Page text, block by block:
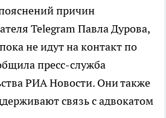
причин
Telegram Павла Дурова,
не идут на контакт по
пресс-служба
РИА Новости. Они также
связь с адвокатом